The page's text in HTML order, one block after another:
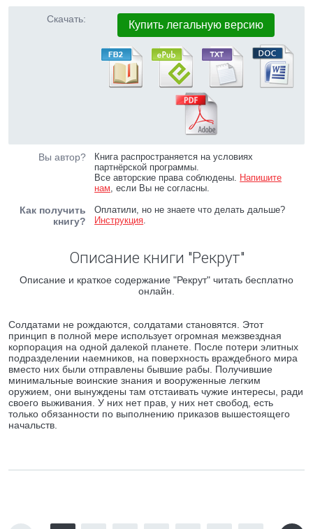
Скачать: Купить легальную версию
Вы автор?
Книга распространяется на условиях
партнёрской программы.
Все авторские права соблюдены. Напишите
нам, если Вы не согласны.
Как получить
книгу?
Оплатили, но не знаете что делать дальше?
Инструкция.
Описание книги "Рекрут"
Описание и краткое содержание "Рекрут" читать бесплатно
онлайн.
Солдатами не рождаются, солдатами становятся. Этот
принцип в полной мере использует огромная межзвездная
корпорация на одной далекой планете. После потери элитных
подразделении наемников, на поверхность враждебного мира
вместо них были отправлены бывшие рабы. Получившие
минимальные воинские знания и вооруженные легким
оружием, они вынуждены там отстаивать чужие интересы, ради
своего выживания. У них нет прав, у них нет свобод, есть
только обязанности по выполнению приказов вышестоящего
начальств.